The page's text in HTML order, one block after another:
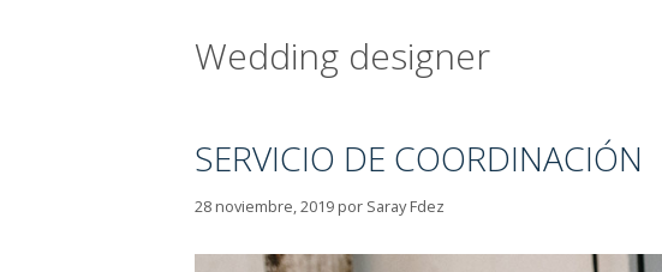
Wedding designer
SERVICIO DE COORDINACIÓN
28 noviembre, 2019 por Saray Fdez